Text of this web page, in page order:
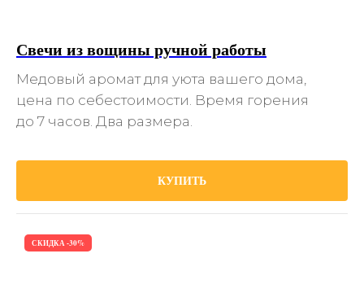
Свечи из вощины ручной работы
Медовый аромат для уюта вашего дома,
цена по себестоимости. Время горения
до 7 часов. Два размера.
КУПИТЬ
СКИДКА -30%